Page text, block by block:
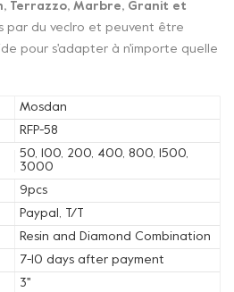
Terrazzo, Marbre, Granit et
par du veclro et peuvent être
pour s'adapter à n'importe quelle
Mosdan
RFP-58
50, 100, 200, 400, 800, 1500,
3000
9pcs
Paypal, T/T
Resin and Diamond Combination
7-10 days after payment
3''